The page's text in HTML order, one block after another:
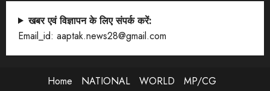
खबर एवं विज्ञापन के लिए संपर्क करें:
Email_id: aaptak.news28@gmail.com
Home NATIONAL WORLD
MP/CG